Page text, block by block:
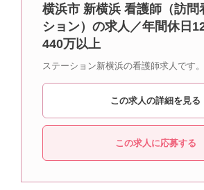
横浜市 新横浜 看護師（訪問
ション）の求人／年間休日
440万以上
ステーション新横浜の看護師求人です。
この求人の詳細を見る
この求人に応募する